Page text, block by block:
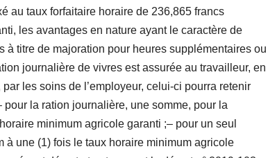
au taux forfaitaire horaire de 236,865 francs
les avantages en nature ayant le caractère de
titre de majoration pour heures supplémentaires ou
journalière de vivres est assurée au travailleur, en
les soins de l’employeur, celui-ci pourra retenir
la ration journalière, une somme, pour la
minimum agricole garanti ;– pour un seul
à une (1) fois le taux horaire minimum agricole